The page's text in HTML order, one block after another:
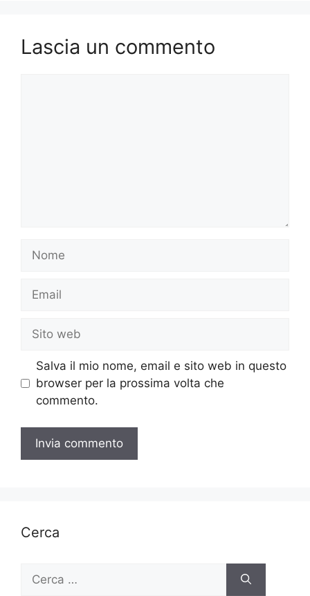
Lascia un commento
Nome
Email
Sito
web
Salva il mio nome, email e sito web in questo
browser per la prossima volta che
commento.
Cerca
per: